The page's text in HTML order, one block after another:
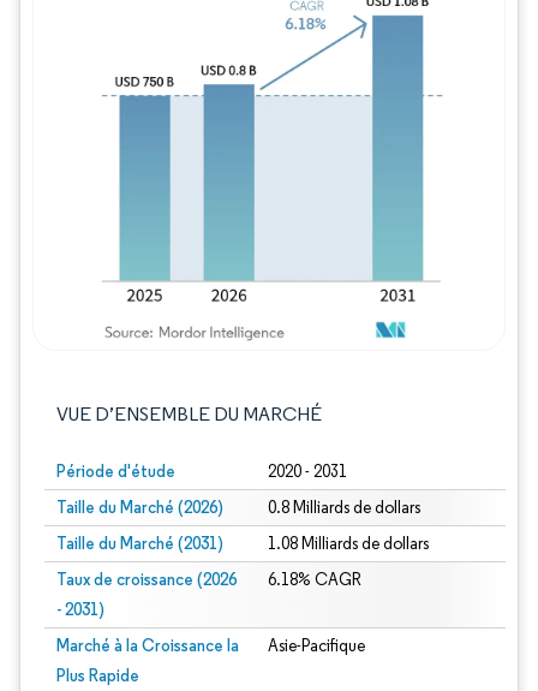
VUE D’ENSEMBLE DU MARCHÉ
Période d'étude 2020 - 2031
Taille du Marché (2026) 0.8 Milliards de dollars
Taille du Marché (2031) 1.08 Milliards de dollars
Taux de croissance (2026
- 2031)
6.18% CAGR
Marché à la Croissance la
Plus Rapide
Asie-Pacifique